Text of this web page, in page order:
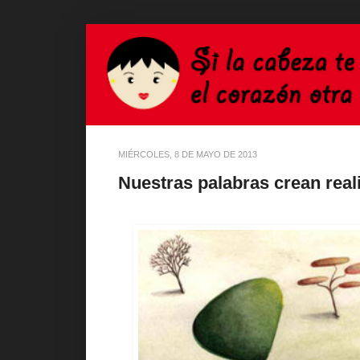
MIÉRCOLES, 8 DE MAYO DE 2013
Nuestras palabras crean